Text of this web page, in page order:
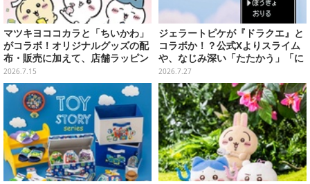
マツキヨココカラと「ちいかわ」
がコラボ！オリジナルグッズの配
布・販売に加えて、店舗ラッピン
グや”花火打ち上げ”まで盛り沢山
2026.7.15
ジェラートピケが『ドラクエ』と
コラボか！？公式Xよりスライム
や、なじみ深い「たたかう」「に
げる」のコマンドウィンドウが投
稿
2026.7.27